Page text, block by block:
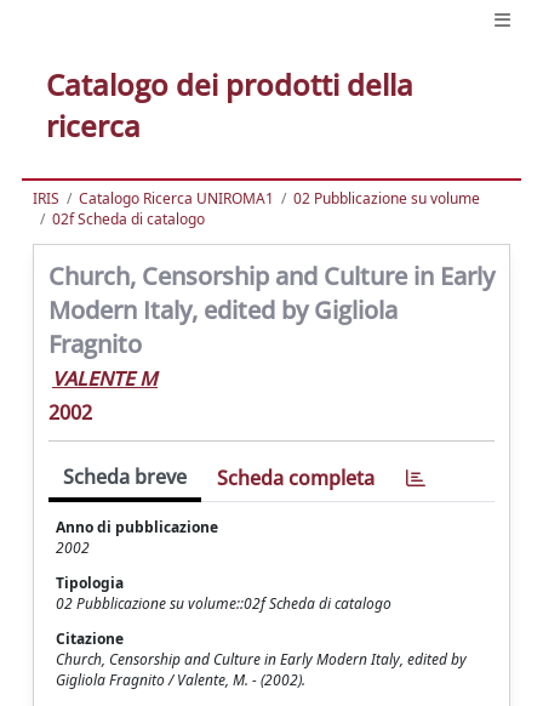
Catalogo dei prodotti della
ricerca
IRIS Catalogo Ricerca UNIROMA1
02 Pubblicazione su volume
02f Scheda di catalogo
Church, Censorship and Culture in Early
Modern Italy, edited by Gigliola
Fragnito
VALENTE M
2002
Scheda breve Scheda completa
Anno di pubblicazione
2002
Tipologia
02 Pubblicazione su volume::02f Scheda di catalogo
Citazione
Church, Censorship and Culture in Early Modern Italy, edited by
Gigliola Fragnito / Valente, M. - (2002).